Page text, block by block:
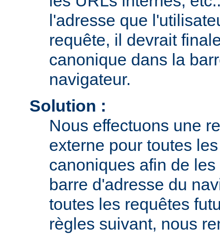
l'adresse que
requête, il devrait
canonique dans la
navigateur.
Solution :
Nous effectuons une
externe pour toutes
canoniques afin de
barre d'adresse du
toutes les requêtes
règles suivant, nous